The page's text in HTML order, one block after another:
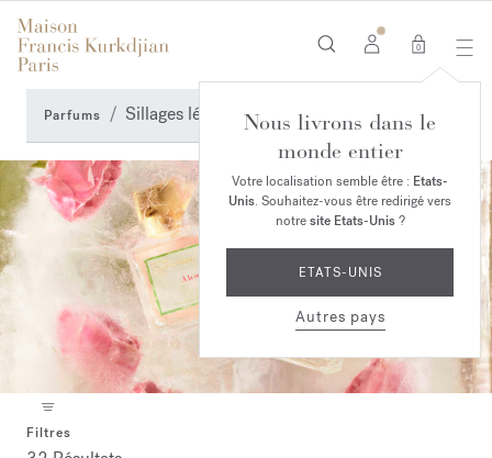
0
Nous livrons dans le
monde entier
Votre localisation semble être : Etats-
Unis. Souhaitez-vous être redirigé vers
notresite Etats-Unis?
ETATS-UNIS
Autres pays
Parfums Sillages légers
Filtres